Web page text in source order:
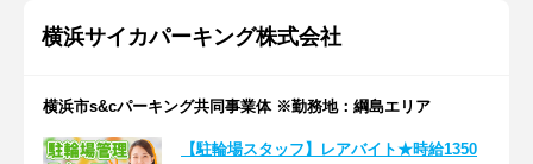
横浜サイカパーキング株式会社
横浜市s&cパーキング共同事業体 ※勤務地：綱島エリア
【駐輪場スタッフ】レアバイト★時給1350